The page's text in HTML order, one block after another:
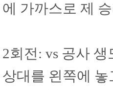
에 가까스로 제
2회전: vs 공사 생
상대를 왼쪽에